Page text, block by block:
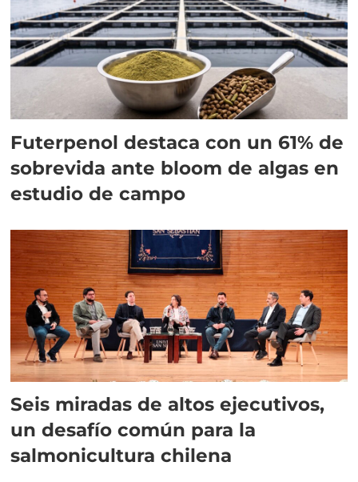
Futerpenol destaca con un 61% de
sobrevida ante bloom de algas en
estudio de campo
Seis miradas de altos ejecutivos,
un desafío común para la
salmonicultura chilena